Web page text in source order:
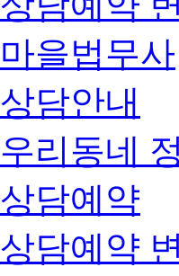
마을법무사
상담안내
우리동네
상담예약
상담예약